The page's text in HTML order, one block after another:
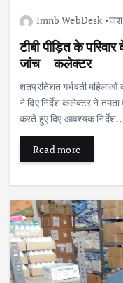
Imnb WebDesk
टीबी पीड़ित के
जांच – कलेक्टर
शतप्रतिशत गर्भवती
ने दिए निर्देश कलेक्टर ने
करते हुए दिए आवश्यक
Read more